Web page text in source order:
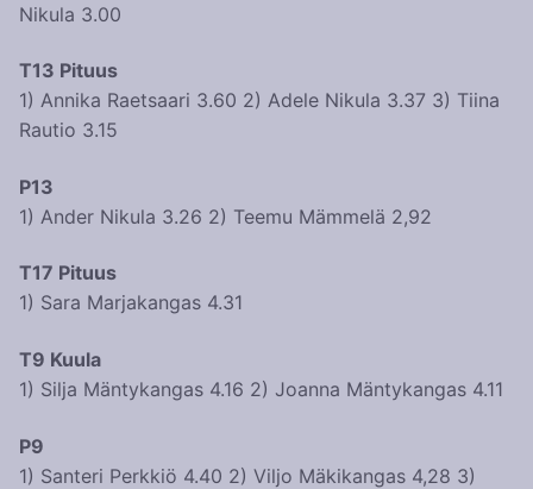
Nikula 3.00
T13 Pituus
1) Annika Raetsaari 3.60 2) Adele Nikula 3.37 3) Tiina
Rautio 3.15
P13
1) Ander Nikula 3.26 2) Teemu Mämmelä 2,92
T17 Pituus
1) Sara Marjakangas 4.31
T9 Kuula
1) Silja Mäntykangas 4.16 2) Joanna Mäntykangas 4.11
P9
1) Santeri Perkkiö 4.40 2) Viljo Mäkikangas 4,28 3)